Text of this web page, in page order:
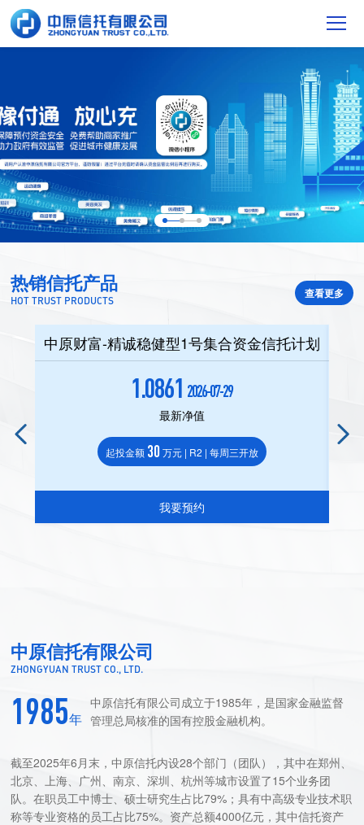
热销信托产品
HOT TRUST PRODUCTS
查看更多
中原财富-精诚稳健型1号集合资金信托计划
1.0861 2026-07-29
最新净值
起投金额 30万元 | R2 | 每周三开放
我要预约
中原信托有限公司
ZHONGYUAN TRUST CO., LTD.
1985年
中原信托有限公司成立于1985年，是国家金融监督
管理总局核准的国有控股金融机构。
截至2025年6月末，中原信托内设28个部门（团队），其中在郑州、
北京、上海、广州、南京、深圳、杭州等城市设置了15个业务团
队。在职员工中博士、硕士研究生占比79%；具有中高级专业技术职
称等专业资格的员工占比75%。资产总额4000亿元，其中信托资产